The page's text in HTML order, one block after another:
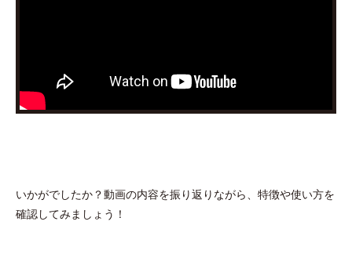
いかがでしたか？動画の内容を振り返りながら、特徴や使い方を
確認してみましょう！